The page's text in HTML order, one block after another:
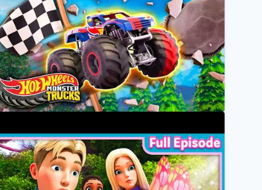
an INSANE Jailbreak in Hot Wheels City!! #shorts
Hot Wheels
Most EPIC Capture the Flag Battle Ever! | Hot
Hot Wheels